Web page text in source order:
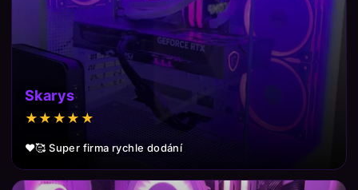
Skarys
★★★★★
❤️🥰 Super firma rychle dodání